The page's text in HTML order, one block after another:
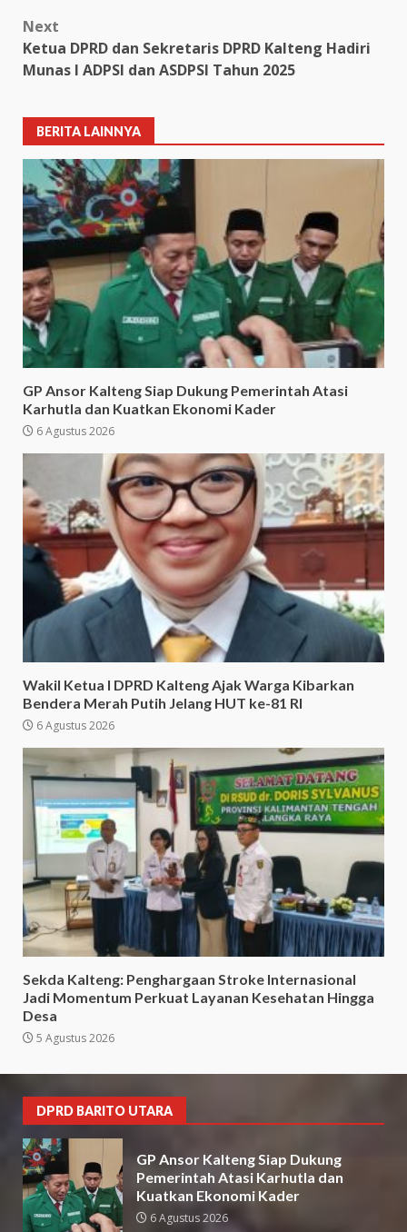
Next
Ketua DPRD dan Sekretaris DPRD Kalteng Hadiri
Munas I ADPSI dan ASDPSI Tahun 2025
BERITA LAINNYA
GP Ansor Kalteng Siap Dukung Pemerintah Atasi
Karhutla dan Kuatkan Ekonomi Kader
6 Agustus 2026
Wakil Ketua I DPRD Kalteng Ajak Warga Kibarkan
Bendera Merah Putih Jelang HUT ke-81 RI
6 Agustus 2026
Sekda Kalteng: Penghargaan Stroke Internasional
Jadi Momentum Perkuat Layanan Kesehatan Hingga
Desa
5 Agustus 2026
DPRD BARITO UTARA
GP Ansor Kalteng Siap Dukung
Pemerintah Atasi Karhutla dan
Kuatkan Ekonomi Kader
6 Agustus 2026